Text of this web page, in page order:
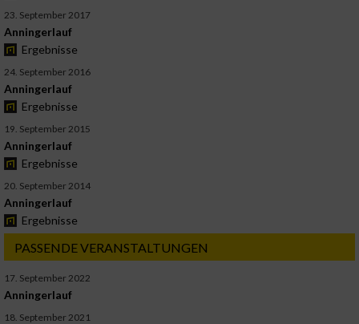
23. September 2017
Anningerlauf
Ergebnisse
24. September 2016
Anningerlauf
Ergebnisse
19. September 2015
Anningerlauf
Ergebnisse
20. September 2014
Anningerlauf
Ergebnisse
PASSENDE VERANSTALTUNGEN
17. September 2022
Anningerlauf
18. September 2021